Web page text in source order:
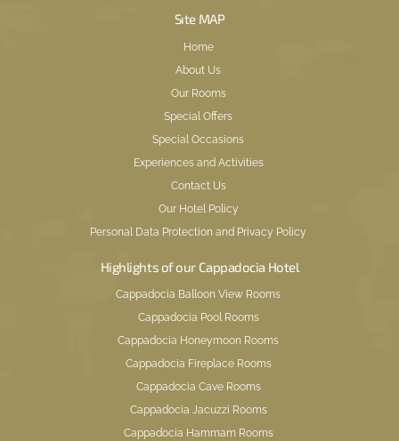
Sıte MAP
Home
About Us
Our Rooms
Special Offers
Special Occasions
Experiences and Activities
Contact Us
Our Hotel Policy
Personal Data Protection and Privacy Policy
Highlights of our Cappadocia Hotel
Cappadocia Balloon View Rooms
Cappadocia Pool Rooms
Cappadocia Honeymoon Rooms
Cappadocia Fireplace Rooms
Cappadocia Cave Rooms
Cappadocia Jacuzzi Rooms
Cappadocia Hammam Rooms